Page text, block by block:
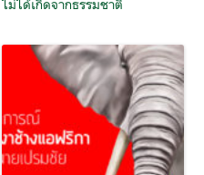
ไม่ได้เกิดจากธรรมชาติ